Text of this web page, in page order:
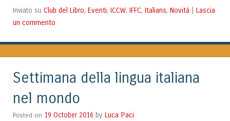
Inviato su Club del Libro, Eventi, ICCW, IFFC, Italians, Novità
Lascia
un commento
Settimana della lingua italiana
nel mondo
Posted on 19 October 2016 by Luca Paci